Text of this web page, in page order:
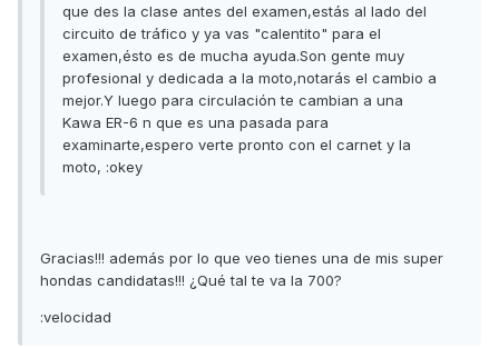
que des la clase antes del examen,estás al lado del
circuito de tráfico y ya vas "calentito" para el
examen,ésto es de mucha ayuda.Son gente muy
profesional y dedicada a la moto,notarás el cambio a
mejor.Y luego para circulación te cambian a una
Kawa ER-6 n que es una pasada para
examinarte,espero verte pronto con el carnet y la
moto, :okey
Gracias!!! además por lo que veo tienes una de mis super
hondas candidatas!!! ¿Qué tal te va la 700?
:velocidad